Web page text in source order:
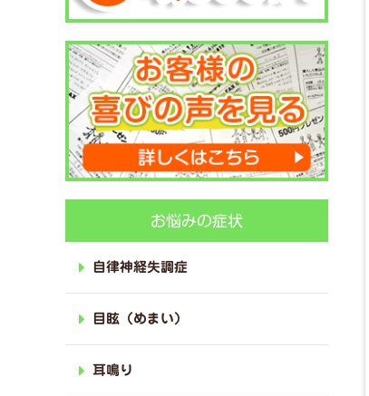
お悩みの症状
自律神経失調症
目眩（めまい）
耳鳴り